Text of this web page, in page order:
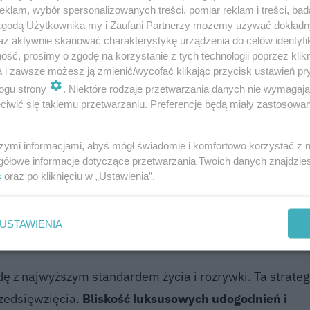
luksusowych udogodnień, zapewniając
prestiżu i jest wybierany przez rodziny
Oberbort idealnie wpisuje się w ten wizerunek.
jest powszechnie uznawana za najbardziej
dostęp do stoków narciarskich, co stanowi
obiekt znajduje się zaledwie kilka minut od butików
wyróżnionych gwiazdkami Michelin
z najwyższym standardem życia i rozrywki. Ta
Bliskość luksusowych udogodnień i
wybór spersonalizowanych treści, pomiar reklam i treści,
Użytkownika my i Zaufani Partnerzy możemy używać
aktywnie skanować charakterystykę urządzenia do celów
prosimy o zgodę na korzystanie z tych technologii poprzez
i zawsze możesz ją zmienić/wycofać klikając przycisk ustawień
strony
. Niektóre rodzaje przetwarzania danych nie
się takiemu przetwarzaniu. Preferencje będą miały
informacjami, abyś mógł świadomie i komfortowo korzystać z
informacje dotyczące przetwarzania Twoich danych
oraz po kliknięciu w „Ustawienia”.
USTAWIENIA